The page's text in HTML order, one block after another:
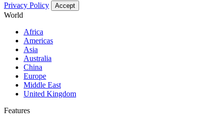
Privacy Policy Accept
World
Africa
Americas
Asia
Australia
China
Europe
Middle East
United Kingdom
Features